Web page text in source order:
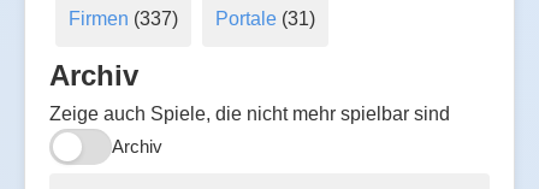
Firmen (337) Portale (31)
Archiv
Zeige auch Spiele, die nicht mehr spielbar sind
Archiv